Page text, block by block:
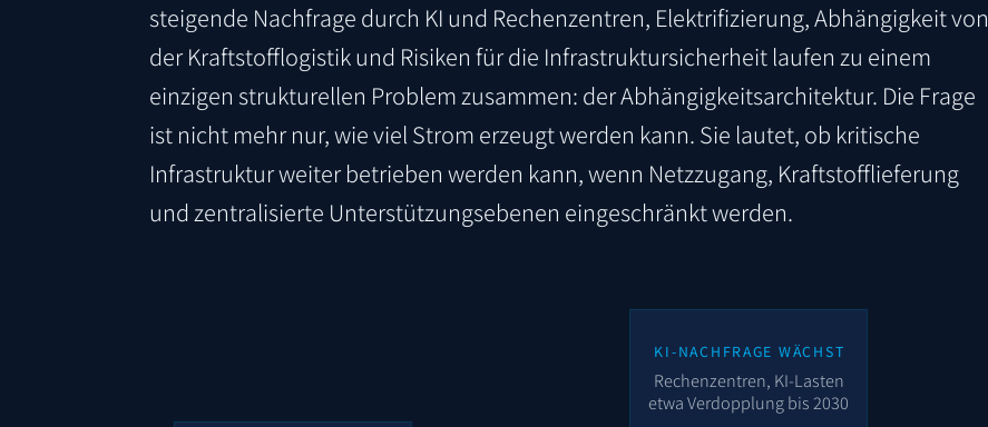
steigende Nachfrage durch KI und Rechenzentren, Elektrifizierung, Abhängigkeit von
der Kraftstofflogistik und Risiken für die Infrastruktursicherheit laufen zu einem
einzigen strukturellen Problem zusammen: der Abhängigkeitsarchitektur. Die Frage
ist nicht mehr nur, wie viel Strom erzeugt werden kann. Sie lautet, ob kritische
Infrastruktur weiter betrieben werden kann, wenn Netzzugang, Kraftstofflieferung
und zentralisierte Unterstützungsebenen eingeschränkt werden.
KI-NACHFRAGE WÄCHST
Rechenzentren, KI-Lasten
etwa Verdopplung bis 2030